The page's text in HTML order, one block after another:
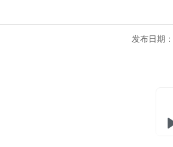
发布日期